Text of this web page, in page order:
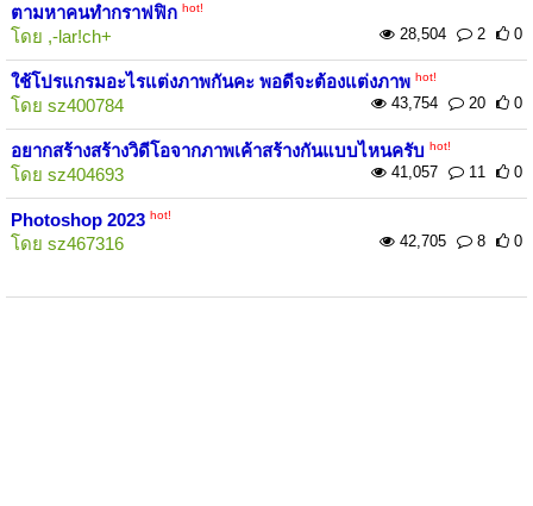
ตามหาคนทำกราฟฟิก hot!
โดย ,-lar!ch+ 28,504 2 0
ใช้โปรแกรมอะไรแต่งภาพกันคะ พอดีจะต้องแต่งภาพ hot!
โดย sz400784 43,754 20 0
อยากสร้างสร้างวิดีโอจากภาพเค้าสร้างกันแบบไหนครับ hot!
โดย sz404693 41,057 11 0
Photoshop 2023 hot!
โดย sz467316 42,705 8 0